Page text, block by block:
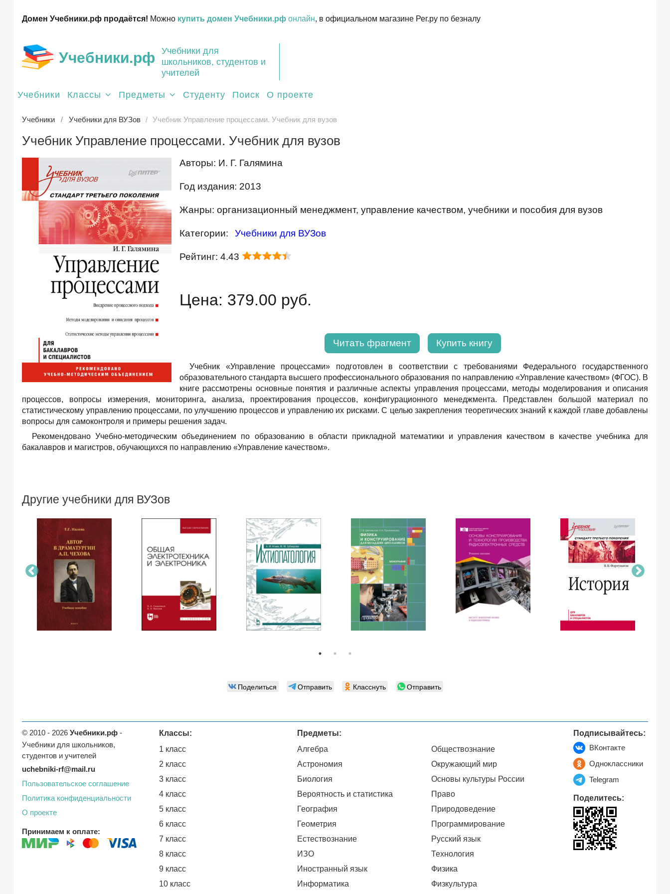
Домен Учебники.рф продаётся! Можно купить домен Учебники.рф онлайн, в официальном магазине Рег.ру по безналу
Учебники.рф
Учебники для
школьников, студентов и
учителей
Учебники Классы Предметы Студенту Поиск О проекте
Учебники Учебники для ВУЗов Учебник Управление процессами. Учебник для вузов
Учебник Управление процессами. Учебник для вузов
Авторы: И. Г. Галямина
Год издания: 2013
Жанры: организационный менеджмент, управление качеством, учебники и пособия для вузов
Категории: Учебники для ВУЗов
Рейтинг: 4.43
Цена: 379.00 руб.
Читать фрагмент Купить книгу
Учебник «Управление процессами» подготовлен в соответствии с требованиями Федерального государственного
образовательного стандарта высшего профессионального образования по направлению «Управление качеством» (ФГОС). В
книге рассмотрены основные понятия и различные аспекты управления процессами, методы моделирования и описания
процессов, вопросы измерения, мониторинга, анализа, проектирования процессов, конфигурационного менеджмента. Представлен большой материал по
статистическому управлению процессами, по улучшению процессов и управлению их рисками. С целью закрепления теоретических знаний к каждой главе добавлены
вопросы для самоконтроля и примеры решения задач.
Рекомендовано Учебно-методическим объединением по образованию в области прикладной математики и управления качеством в качестве учебника для
бакалавров и магистров, обучающихся по направлению «Управление качеством».
Другие учебники для ВУЗов
Поделиться Отправить Класснуть Отправить
© 2010 - 2026 Учебники.рф -
Учебники для школьников,
студентов и учителей
uchebniki-rf@mail.ru
Пользовательское соглашение
Политика конфиденциальности
О проекте
Принимаем к оплате:
Классы:
1 класс
2 класс
3 класс
4 класс
5 класс
6 класс
7 класс
8 класс
9 класс
10 класс
Предметы:
Алгебра
Астрономия
Биология
Вероятность и статистика
География
Геометрия
Естествознание
ИЗО
Иностранный язык
Информатика
Обществознание
Окружающий мир
Основы культуры России
Право
Природоведение
Программирование
Русский язык
Технология
Физика
Физкультура
Подписывайтесь:
ВКонтакте
Одноклассники
Telegram
Поделитесь: